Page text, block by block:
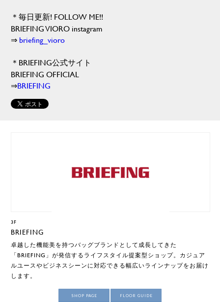
＊毎日更新! FOLLOW ME!!
BRIEFING VIORO instagram
⇒ briefing_vioro
＊BRIEFING公式サイト
BRIEFING OFFICIAL
⇒BRIEFING
3F
BRIEFING
卓越した機能美を持つバッグブランドとして成長してきた
「BRIEFING」が発信するライフスタイル提案型ショップ。カジュア
ルユースやビジネスシーンに対応できる幅広いラインナップをお届け
します。
SHOP PAGE FLOOR GUIDE